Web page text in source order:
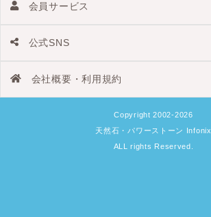
会員サービス
公式SNS
会社概要・利用規約
Copyright 2002-2026
天然石・パワーストーン Infonix
ALL rights Reserved.